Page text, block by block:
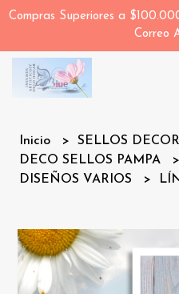
Compras Superiores a
Correo
Inicio
SELLOS
DECO SELLOS PAMPA
DISEÑOS VARIOS